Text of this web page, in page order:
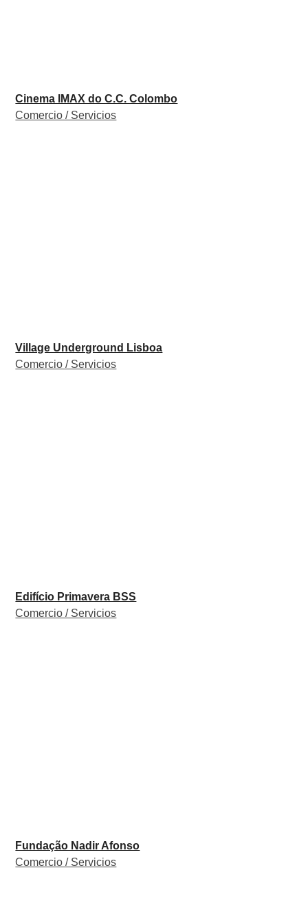
Cinema IMAX do C.C. Colombo
Comercio / Servicios
Village Underground Lisboa
Comercio / Servicios
Edifício Primavera BSS
Comercio / Servicios
Fundação Nadir Afonso
Comercio / Servicios